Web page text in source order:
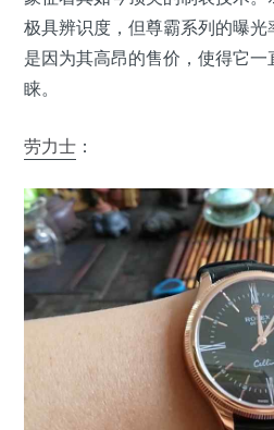
极具辨识度，但尊霸系列的曝
是因为其高昂的售价，使得它
睐。
劳力士 ：